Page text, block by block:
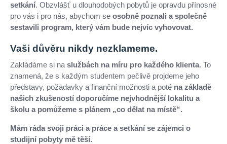
setkání. Obzvlášť u dlouhodobých pobytů je opravdu přínosné
pro vás i pro nás, abychom se osobně poznali a společně
sestavili program, který vám bude nejvíc vyhovovat.
Vaši důvěru nikdy nezklameme.
Zakládáme si na službách na míru pro každého klienta. To
znamená, že s každým studentem pečlivě projdeme jeho
představy, požadavky a finanční možnosti a poté na základě
našich zkušeností doporučíme nejvhodnější lokalitu a
školu a pomůžeme s plánem „co dělat na místě“.
Mám ráda svoji práci a práce a setkání se zájemci o
studijní pobyty mě těší.